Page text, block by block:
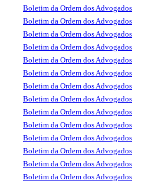
Boletim da Ordem dos Advogados
Boletim da Ordem dos Advogados
Boletim da Ordem dos Advogados
Boletim da Ordem dos Advogados
Boletim da Ordem dos Advogados
Boletim da Ordem dos Advogados
Boletim da Ordem dos Advogados
Boletim da Ordem dos Advogados
Boletim da Ordem dos Advogados
Boletim da Ordem dos Advogados
Boletim da Ordem dos Advogados
Boletim da Ordem dos Advogados
Boletim da Ordem dos Advogados
Boletim da Ordem dos Advogados